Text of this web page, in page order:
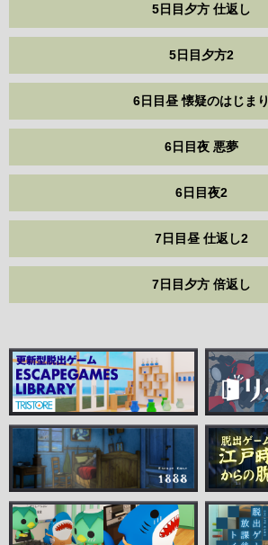
5日目夕方 仕返し
5日目夕方2
6日目昼 懐疑のはじまり
6日目夜 悪夢
6日目夜2
7日目昼 仕返し2
7日目夕方 倍返し